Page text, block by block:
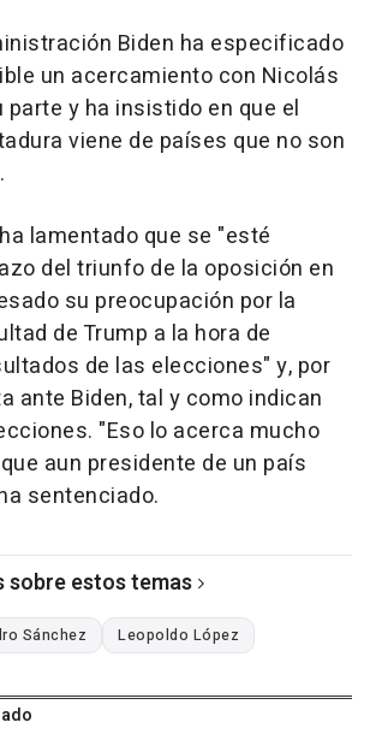
Biden ha especificado
un acercamiento con Nicolás
parte y ha insistido en que el
viene de países que no son
lamentado que se "esté
del triunfo de la oposición en
su preocupación por la
de Trump a la hora de
de las elecciones" y, por
ante Biden, tal y como indican
"Eso lo acerca mucho
aun presidente de un país
sentenciado.
sobre estos temas
Sánchez Leopoldo López